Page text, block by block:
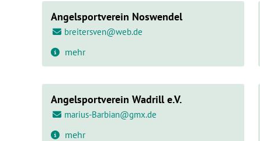
Angelsportverein Noswendel
breitersven@web.de
mehr
Angelsportverein Wadrill e.V.
marius-Barbian@gmx.de
mehr